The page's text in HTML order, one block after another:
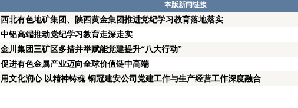
本版新闻链接
西北有色地矿集团、陕西黄金集团推进党纪学习教育落地落实
中铝高端推动党纪学习教育走深走实
金川集团三矿区多措并举赋能党建提升“八大行动”
促进有色金属产业迈向全球价值链中高端
用文化润心 以精神铸魂 铜冠建安公司党建工作与生产经营工作深度融合